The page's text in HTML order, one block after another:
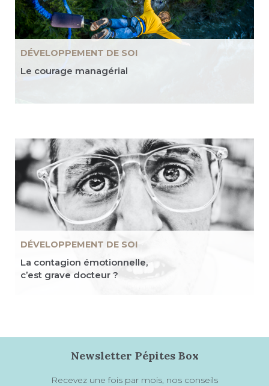
DÉVELOPPEMENT DE SOI
Le courage managérial
DÉVELOPPEMENT DE SOI
La contagion émotionnelle,
c’est grave docteur ?
Newsletter Pépites Box
Recevez une fois par mois, nos conseils